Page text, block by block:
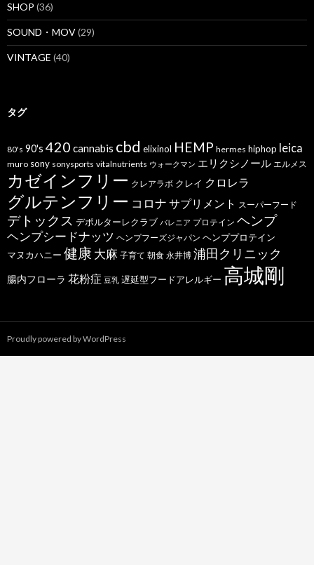
SHOP (36)
SOUND・MOV(29)
VINTAGE (40)
タグ
80's 90's 420 cannabis cbd elixinol HEMP hermes hiphop leica
muro sony sonysports vitalnutrients ウォークマン エリクシノール エルメス
カゼインフリー クレアラボ クレイ クロレラ
グルテンフリー コロナ サプリメント スーパーフード
デトックス デポルターレクラブ バレニア プロテイン ヘンプ
ヘンプシードナッツ ヘンプフーズジャパン ヘンププロテイン
マヌカハニー 健康 大麻 子育て 朝食 永井博 浦田クリニック
腸内フローラ 花粉症 豆乳 遅延型フードアレルギー 高城剛
Proudly powered by WordPress